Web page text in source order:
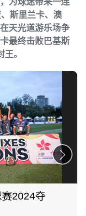
为球迷带来一连
斯里兰卡、澳
天光道游乐场争
最终击败巴基斯
。
2024夺